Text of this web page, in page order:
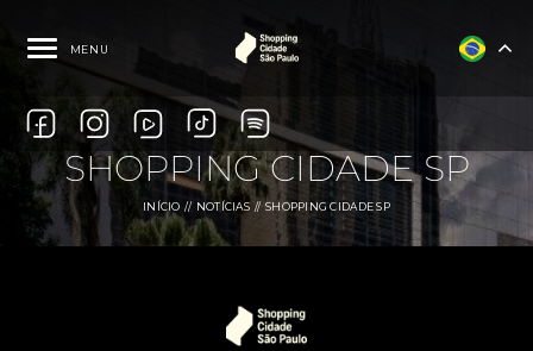
MENU
SHOPPING CIDADE SP
INÍCIO NOTÍCIAS SHOPPING CIDADE SP